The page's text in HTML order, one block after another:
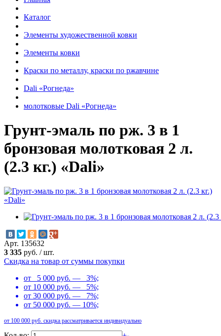
Каталог
Элементы художественной ковки
Элементы ковки
Краски по металлу, краски по ржавчине
Dali «Рогнеда»
молотковые Dali «Рогнеда»
Грунт-эмаль по рж. 3 в 1
бронзовая молотковая 2 л.
(2.3 кг.) «Dali»
Арт. 135632
3 335 руб. /шт.
Скидка на товар от суммы покупки
от 5 000 руб. — 3%;
от 10 000 руб. — 5%;
от 30 000 руб. — 7%;
от 50 000 руб. — 10%;
от 100 000 руб. скидка рассматривается индивидуально